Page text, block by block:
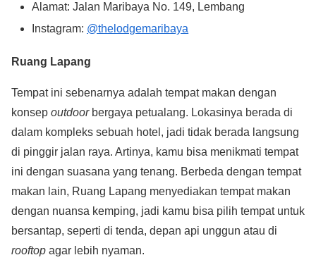
Alamat: Jalan Maribaya No. 149, Lembang
Instagram: @thelodgemaribaya
Ruang Lapang
Tempat ini sebenarnya adalah tempat makan dengan
konsep outdoorbergaya petualang. Lokasinya berada di
dalam kompleks sebuah hotel, jadi tidak berada langsung
di pinggir jalan raya. Artinya, kamu bisa menikmati tempat
ini dengan suasana yang tenang. Berbeda dengan tempat
makan lain, Ruang Lapang menyediakan tempat makan
dengan nuansa kemping, jadi kamu bisa pilih tempat untuk
bersantap, seperti di tenda, depan api unggun atau di
rooftop agar lebih nyaman.